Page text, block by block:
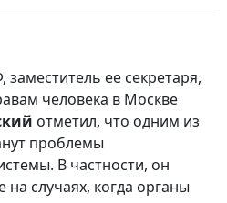
ее секретаря,
человека в Москве
отметил, что одним из
проблемы
В частности, он
случаях, когда органы